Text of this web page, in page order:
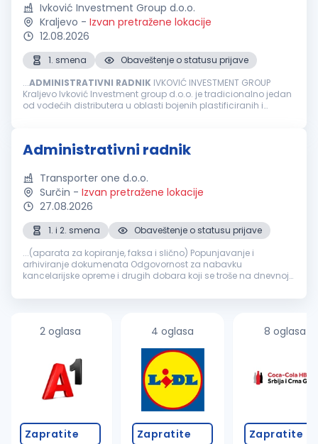
Ivković Investment Group d.o.o.
Kraljevo - Izvan pretražene lokacije
12.08.2026
1. smena
Obaveštenje o statusu prijave
...ADMINISTRATIVNI RADNIK IVKOVIĆ INVESTMENT GROUP
Kraljevo Ivković Investment group d.o.o. je tradicionalno jedan
od vodećih distributera u oblasti bojenih plastificiranih i
Administrativni radnik
Transporter one d.o.o.
Surčin - Izvan pretražene lokacije
27.08.2026
1. i 2. smena
Obaveštenje o statusu prijave
...(aparata za kopiranje, faksa i slično) Popunjavanje i
arhiviranje dokumenata Odgovornost za nabavku
kancelarijske opreme i drugih dobara koji se troše na dnevnoj
radnik
2 oglasa
Zapratite
4 oglasa
Zapratite
8 oglasa
Zapratite